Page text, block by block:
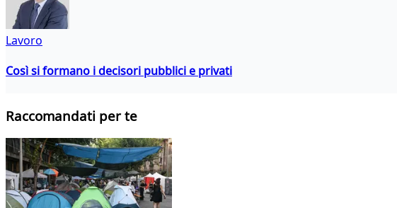
Lavoro
Così si formano i decisori pubblici e privati
Raccomandati per te